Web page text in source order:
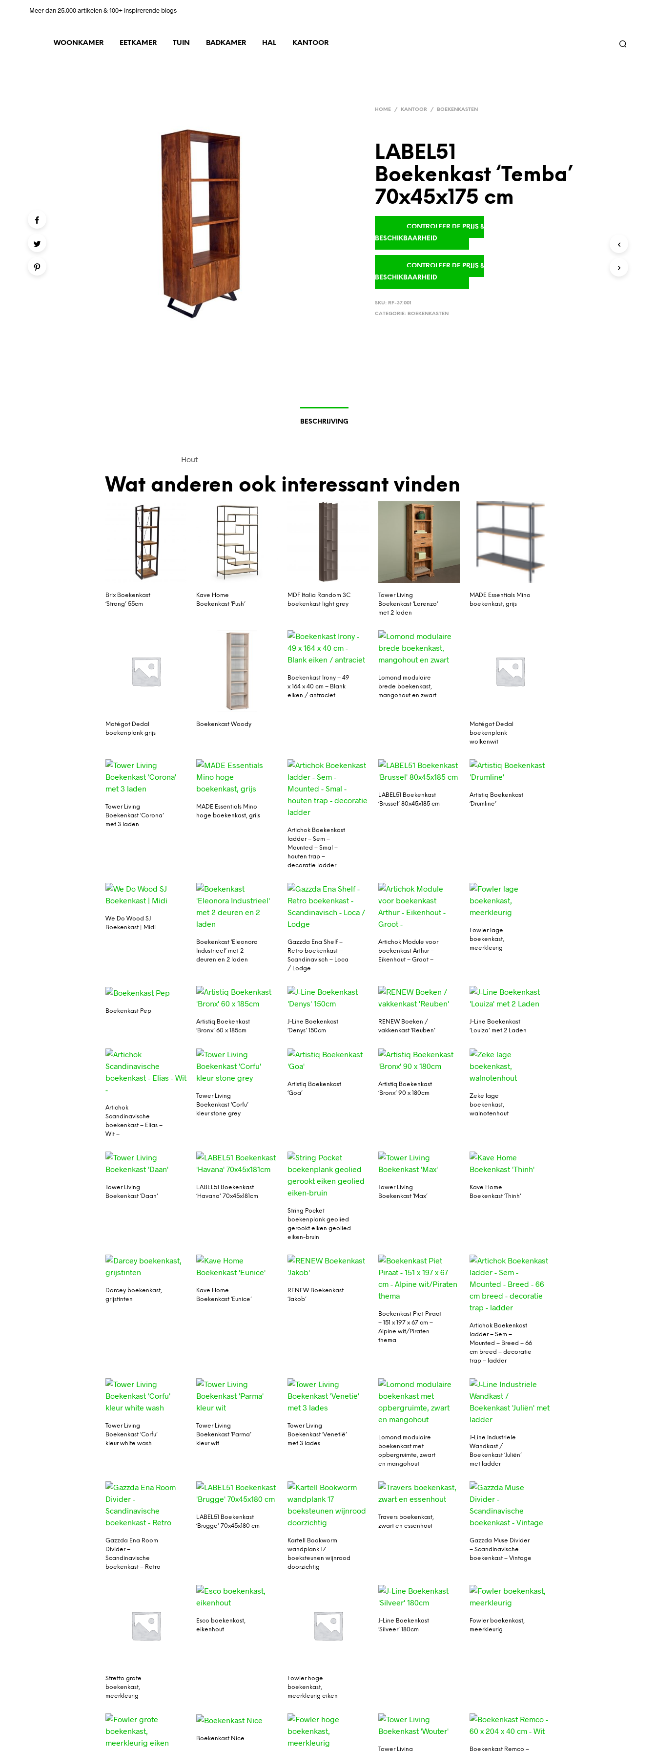
Meer dan 25.000 artikelen & 100+ inspirerende blogs
WOONKAMER EETKAMER TUIN BADKAMER HAL KANTOOR
HOME / KANTOOR / BOEKENKASTEN
LABEL51
Boekenkast ‘Temba’
70x45x175 cm
CONTROLEER DE PRIJS &
BESCHIKBAARHEID
CONTROLEER DE PRIJS &
BESCHIKBAARHEID
SKU: RF-37.001
CATEGORIE: BOEKENKASTEN
BESCHRIJVING
Hout
Wat anderen ook interessant vinden
Brix Boekenkast
‘Strong’ 55cm
Kave Home
Boekenkast ‘Push’
MDF Italia Random 3C
boekenkast light grey
Tower Living
Boekenkast ‘Lorenzo’
met 2 laden
MADE Essentials Mino
boekenkast, grijs
Matégot Dedal
boekenplank grijs
Boekenkast Woody
Boekenkast Irony – 49
x 164 x 40 cm – Blank
eiken / antraciet
Lomond modulaire
brede boekenkast,
mangohout en zwart
Matégot Dedal
boekenplank
wolkenwit
Tower Living
Boekenkast ‘Corona’
met 3 laden
MADE Essentials Mino
hoge boekenkast, grijs
Artichok Boekenkast
ladder – Sem –
Mounted – Smal –
houten trap –
decoratie ladder
LABEL51 Boekenkast
‘Brussel’ 80x45x185 cm
Artistiq Boekenkast
‘Drumline’
We Do Wood SJ
Boekenkast | Midi
Boekenkast ‘Eleonora
Industrieel’ met 2
deuren en 2 laden
Gazzda Ena Shelf –
Retro boekenkast –
Scandinavisch – Loca
/ Lodge
Artichok Module voor
boekenkast Arthur –
Eikenhout – Groot –
Fowler lage
boekenkast,
meerkleurig
Boekenkast Pep
Artistiq Boekenkast
‘Bronx’ 60 x 185cm
J-Line Boekenkast
‘Denys’ 150cm
RENEW Boeken /
vakkenkast ‘Reuben’
J-Line Boekenkast
‘Louiza’ met 2 Laden
Artichok
Scandinavische
boekenkast – Elias –
Wit –
Tower Living
Boekenkast ‘Corfu’
kleur stone grey
Artistiq Boekenkast
‘Goa’
Artistiq Boekenkast
‘Bronx’ 90 x 180cm
Zeke lage
boekenkast,
walnotenhout
Tower Living
Boekenkast ‘Daan’
LABEL51 Boekenkast
‘Havana’ 70x45x181cm
String Pocket
boekenplank geolied
gerookt eiken geolied
eiken-bruin
Tower Living
Boekenkast ‘Max’
Kave Home
Boekenkast ‘Thinh’
Darcey boekenkast,
grijstinten
Kave Home
Boekenkast ‘Eunice’
RENEW Boekenkast
‘Jakob’
Boekenkast Piet Piraat
– 151 x 197 x 67 cm –
Alpine wit/Piraten
thema
Artichok Boekenkast
ladder – Sem –
Mounted – Breed – 66
cm breed – decoratie
trap – ladder
Tower Living
Boekenkast ‘Corfu’
kleur white wash
Tower Living
Boekenkast ‘Parma’
kleur wit
Tower Living
Boekenkast ‘Venetië’
met 3 lades
Lomond modulaire
boekenkast met
opbergruimte, zwart
en mangohout
J-Line Industriele
Wandkast /
Boekenkast ‘Juliën’
met ladder
Gazzda Ena Room
Divider –
Scandinavische
boekenkast – Retro
LABEL51 Boekenkast
‘Brugge’ 70x45x180 cm
Kartell Bookworm
wandplank 17
boeksteunen wijnrood
doorzichtig
Travers boekenkast,
zwart en essenhout
Gazzda Muse Divider
– Scandinavische
boekenkast – Vintage
Stretto grote
boekenkast,
meerkleurig
Esco boekenkast,
eikenhout
Fowler hoge
boekenkast,
meerkleurig eiken
J-Line Boekenkast
‘Silveer’ 180cm
Fowler boekenkast,
meerkleurig
Boekenkast Nice
Tower Living
Boekenkast Remco –